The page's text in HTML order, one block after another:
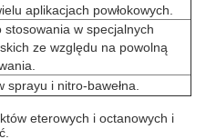
aplikacjach powłokowych.
stosowania w specjalnych
ze względu na powolną
sprayu i nitro-bawełna.
eterowych i octanowych i